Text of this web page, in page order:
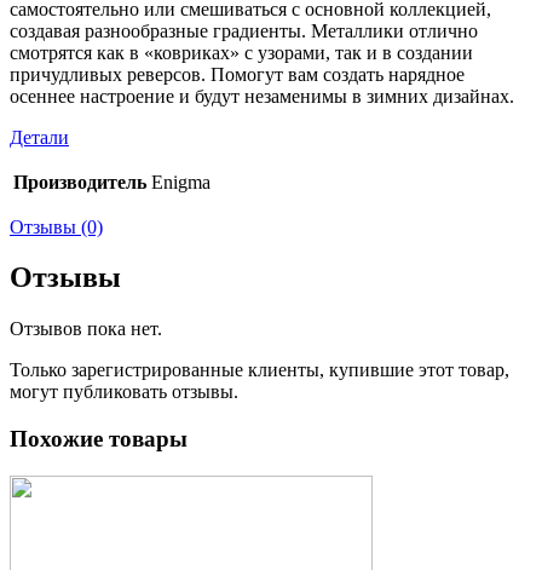
самостоятельно или смешиваться с основной коллекцией,
создавая разнообразные градиенты. Металлики отлично
смотрятся как в «ковриках» с узорами, так и в создании
причудливых реверсов. Помогут вам создать нарядное
осеннее настроение и будут незаменимы в зимних дизайнах.
Детали
Производитель Enigma
Отзывы (0)
Отзывы
Отзывов пока нет.
Только зарегистрированные клиенты, купившие этот товар,
могут публиковать отзывы.
Похожие товары